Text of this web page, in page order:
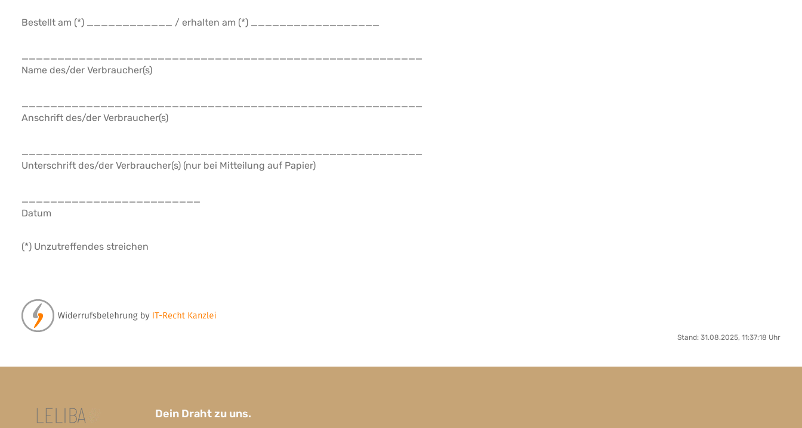
Bestellt am (*) ____________ / erhalten am (*) __________________
________________________________________________________
Name des/der Verbraucher(s)
________________________________________________________
Anschrift des/der Verbraucher(s)
________________________________________________________
Unterschrift des/der Verbraucher(s) (nur bei Mitteilung auf Papier)
_________________________
Datum
(*) Unzutreffendes streichen
Stand: 31.08.2025, 11:37:18 Uhr
Dein Draht zu uns.